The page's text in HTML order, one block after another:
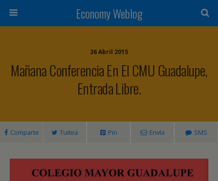
Economy Weblog
26 Abril 2015
Mañana Conferencia En El CMU Guadalupe,
Entrada Libre.
Comparte Tuitea Pin Envía SMS